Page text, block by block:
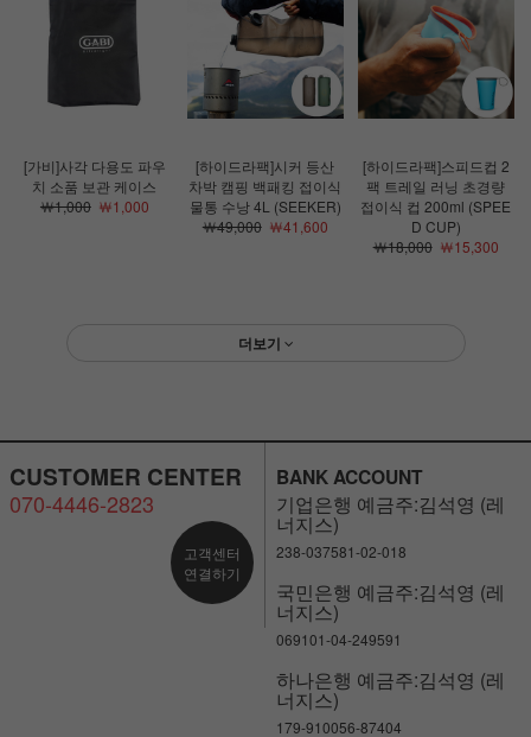
[가비]사각 다용도 파우
치 소품 보관 케이스
￦1,000￦1,000
[하이드라팩]시커 등산
차박 캠핑 백패킹 접이식
물통 수낭 4L (SEEKER)
￦49,000￦41,600
[하이드라팩]스피드컵 2
팩 트레일 러닝 초경량
접이식 컵 200ml (SPEE
D CUP)
￦18,000￦15,300
더보기
CUSTOMER CENTER
070-4446-2823
고객센터
연결하기
BANK ACCOUNT
기업은행 예금주:김석영 (레
너지스)
238-037581-02-018
국민은행 예금주:김석영 (레
너지스)
069101-04-249591
하나은행 예금주:김석영 (레
너지스)
179-910056-87404